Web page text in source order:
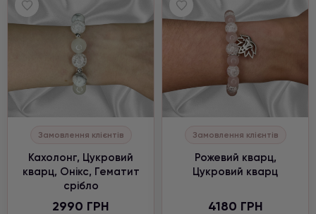
Замовлення клієнтів
Кахолонг, Цукровий
кварц, Онікс, Гематит
срібло
2990 ГРН
Замовлення клієнтів
Рожевий кварц,
Цукровий кварц
4180 ГРН